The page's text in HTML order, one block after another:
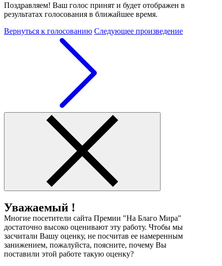
Поздравляем! Ваш голос принят и будет отображен в
результатах голосования в ближайшее время.
Вернуться к голосованию Следующее произведение
Уважаемый !
Многие посетители сайта Премии "На Благо Мира"
достаточно высоко оценивают эту работу. Чтобы мы
засчитали Вашу оценку, не посчитав ее намеренным
занижением, пожалуйста, поясните, почему Вы
поставили этой работе такую оценку?